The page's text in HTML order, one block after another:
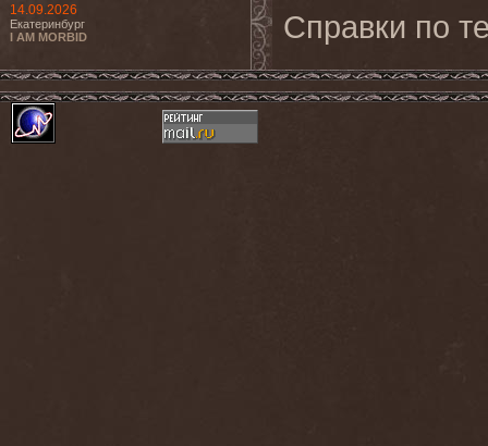
14.09.2026
Екатеринбург
I AM MORBID
Справки по